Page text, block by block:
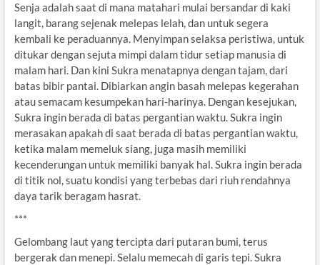
Senja adalah saat di mana matahari mulai bersandar di kaki
langit, barang sejenak melepas lelah, dan untuk segera
kembali ke peraduannya. Menyimpan selaksa peristiwa, untuk
ditukar dengan sejuta mimpi dalam tidur setiap manusia di
malam hari. Dan kini Sukra menatapnya dengan tajam, dari
batas bibir pantai. Dibiarkan angin basah melepas kegerahan
atau semacam kesumpekan hari-harinya. Dengan kesejukan,
Sukra ingin berada di batas pergantian waktu. Sukra ingin
merasakan apakah di saat berada di batas pergantian waktu,
ketika malam memeluk siang, juga masih memiliki
kecenderungan untuk memiliki banyak hal. Sukra ingin berada
di titik nol, suatu kondisi yang terbebas dari riuh rendahnya
daya tarik beragam hasrat.
***
Gelombang laut yang tercipta dari putaran bumi, terus
bergerak dan menepi. Selalu memecah di garis tepi. Sukra